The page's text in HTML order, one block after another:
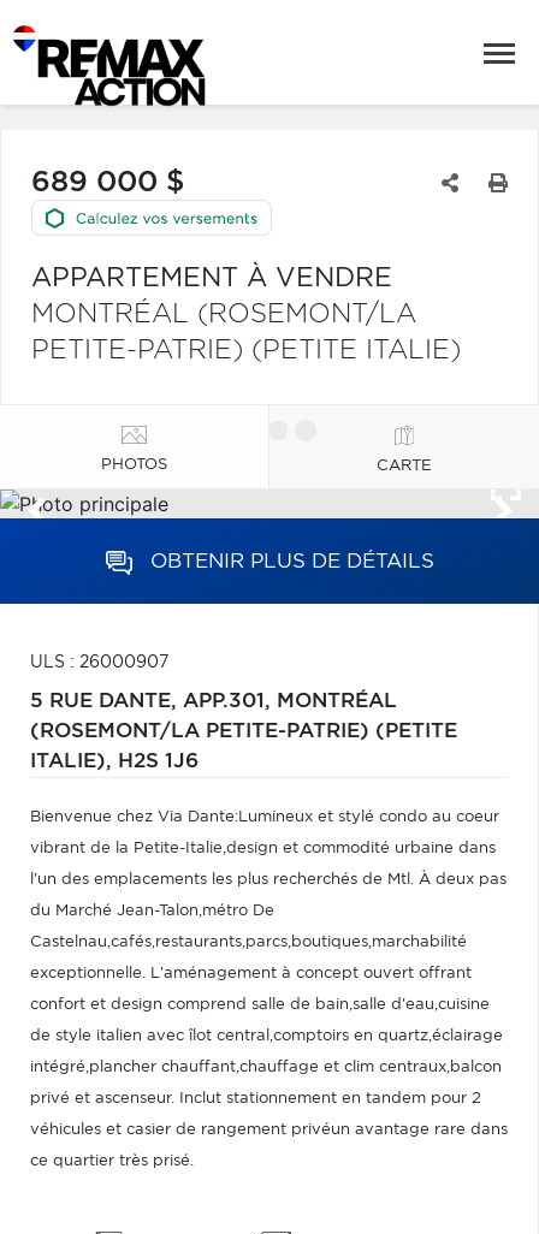
689 000 $
APPARTEMENT À VENDRE
MONTRÉAL (ROSEMONT/LA
PETITE-PATRIE) (PETITE ITALIE)
PHOTOS CARTE
OBTENIR PLUS DE DÉTAILS
ULS : 26000907
5 RUE DANTE, APP.301, MONTRÉAL
(ROSEMONT/LA PETITE-PATRIE) (PETITE
ITALIE), H2S 1J6
Bienvenue chez Via Dante:Lumineux et stylé condo au coeur
vibrant de la Petite-Italie,design et commodité urbaine dans
l'un des emplacements les plus recherchés de Mtl. À deux pas
du Marché Jean-Talon,métro De
Castelnau,cafés,restaurants,parcs,boutiques,marchabilité
exceptionnelle. L'aménagement à concept ouvert offrant
confort et design comprend salle de bain,salle d'eau,cuisine
de style italien avec îlot central,comptoirs en quartz,éclairage
intégré,plancher chauffant,chauffage et clim centraux,balcon
privé et ascenseur. Inclut stationnement en tandem pour 2
véhicules et casier de rangement privéun avantage rare dans
ce quartier très prisé.